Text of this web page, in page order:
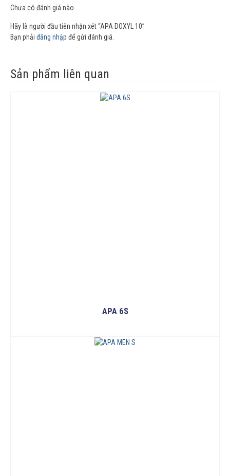
Chưa có đánh giá nào.
Hãy là người đầu tiên nhận xét “APA DOXYL 10”
Bạn phải đăng nhập để gửi đánh giá.
Sản phẩm liên quan
APA 6S